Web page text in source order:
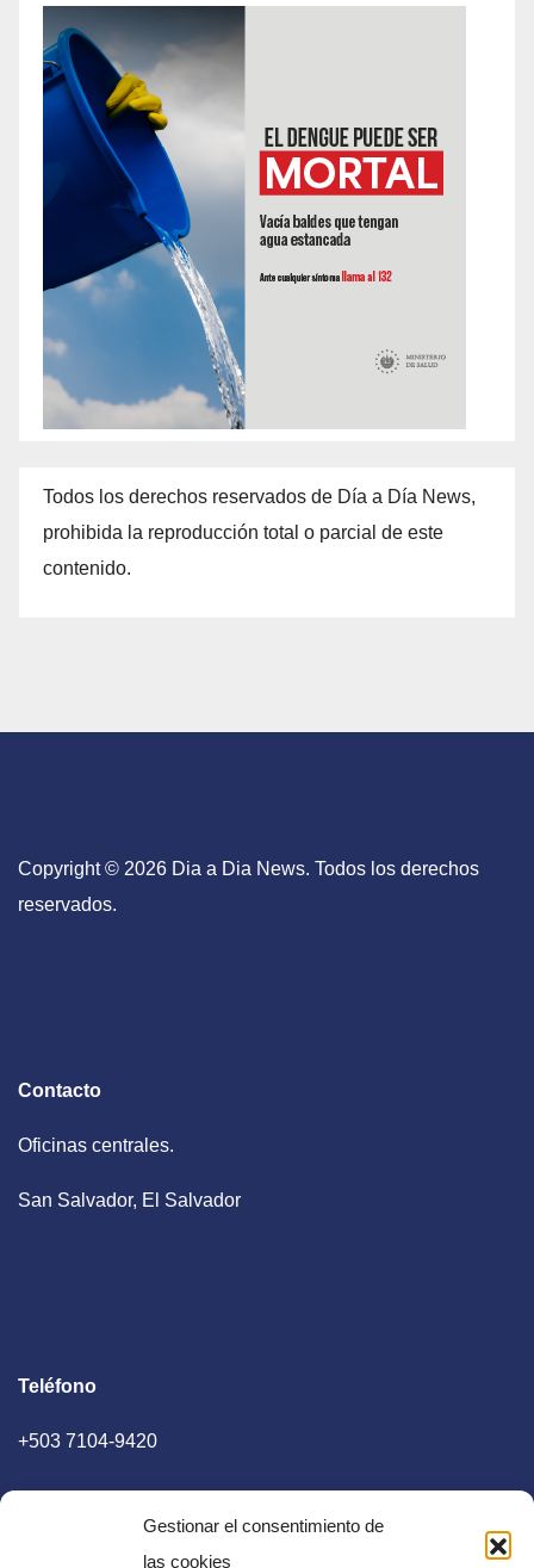
Gestionar el consentimiento de
las cookies
Todos los derechos reservados de Día a Día News,
prohibida la reproducción total o parcial de este
contenido.
Copyright © 2026 Dia a Dia News. Todos los derechos
reservados.
Contacto
Oficinas centrales.
San Salvador, El Salvador
Teléfono
+503 7104-9420